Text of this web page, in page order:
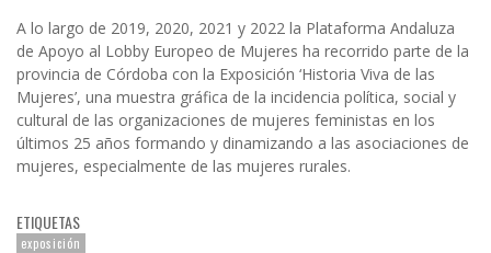
A lo largo de 2019, 2020, 2021 y 2022 la Plataforma Andaluza
de Apoyo al Lobby Europeo de Mujeres ha recorrido parte de la
provincia de Córdoba con la Exposición ‘Historia Viva de las
Mujeres’, una muestra gráfica de la incidencia política, social y
cultural de las organizaciones de mujeres feministas en los
últimos 25 años formando y dinamizando a las asociaciones de
mujeres, especialmente de las mujeres rurales.
ETIQUETAS
exposición